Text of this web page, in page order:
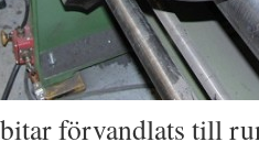
förvandlats till